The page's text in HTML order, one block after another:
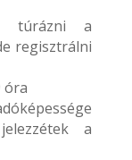
túrázni a
regisztrálni
óra
a